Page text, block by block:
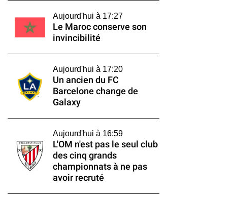
Aujourd'hui à 17:27
Le Maroc conserve son
invincibilité
Aujourd'hui à 17:20
Un ancien du FC
Barcelone change de
Galaxy
Aujourd'hui à 16:59
L'OM n'est pas le seul club
des cinq grands
championnats à ne pas
avoir recruté